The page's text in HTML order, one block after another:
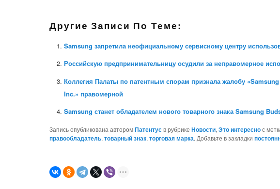
Другие Записи По Теме:
Samsung запретила неофициальному сервисному центру
Российскую предпринимательницу осудили за неправомерное
Коллегия Палаты по патентным спорам признала жалобу
Inc.» правомерной
Samsung станет обладателем нового товарного знака Samsung
Запись опубликована авторомПатентусв рубрикеНовости,Это интереснос
правообладатель,товарный знак,торговая марка. Добавьте в закладки